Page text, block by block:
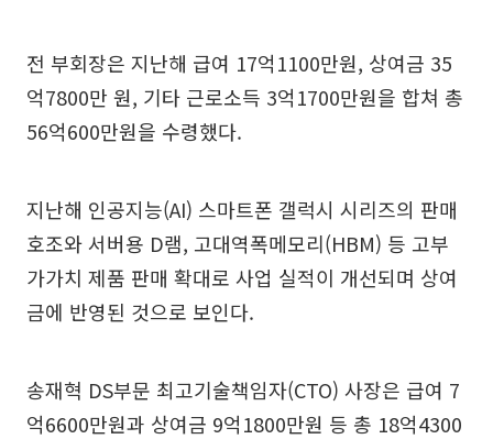
전 부회장은 지난해 급여 17억1100만원, 상여금 35
억7800만 원, 기타 근로소득 3억1700만원을 합쳐 총
56억600만원을 수령했다.
지난해 인공지능(AI) 스마트폰 갤럭시 시리즈의 판매
호조와 서버용 D램, 고대역폭메모리(HBM) 등 고부
가가치 제품 판매 확대로 사업 실적이 개선되며 상여
금에 반영된 것으로 보인다.
송재혁 DS부문 최고기술책임자(CTO) 사장은 급여 7
억6600만원과 상여금 9억1800만원 등 총 18억4300